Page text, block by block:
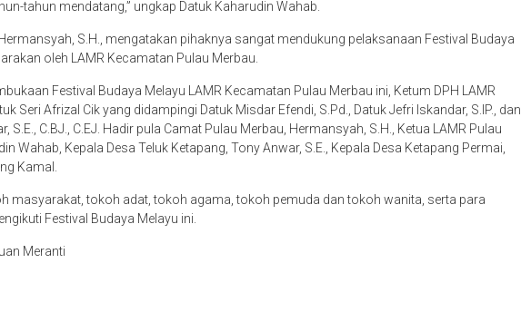
tahun mendatang,” ungkap Datuk Kaharudin Wahab.
S.H., mengatakan pihaknya sangat mendukung pelaksanaan Festival Budaya
oleh LAMR Kecamatan Pulau Merbau.
Festival Budaya Melayu LAMR Kecamatan Pulau Merbau ini, Ketum DPH LAMR
Seri Afrizal Cik yang didampingi Datuk Misdar Efendi, S.Pd., Datuk Jefri Iskandar, S.IP., dan
S.E., C.BJ., C.EJ. Hadir pula Camat Pulau Merbau, Hermansyah, S.H., Ketua LAMR Pulau
Wahab, Kepala Desa Teluk Ketapang, Tony Anwar, S.E., Kepala Desa Ketapang Permai,
Kamal.
masyarakat, tokoh adat, tokoh agama, tokoh pemuda dan tokoh wanita, serta para
Festival Budaya Melayu ini.
Meranti